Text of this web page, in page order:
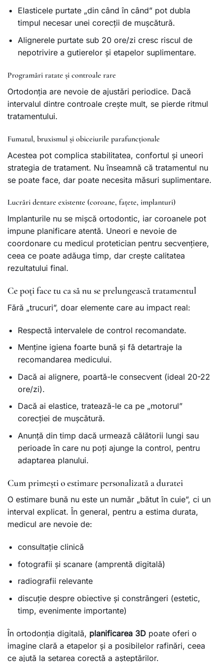
Elasticele purtate „din când în când” pot dubla
timpul necesar unei corecții de mușcătură.
Alignerele purtate sub 20 ore/zi cresc riscul de
nepotrivire a gutierelor și etapelor suplimentare.
Programări ratate și controale rare
Ortodonția are nevoie de ajustări periodice. Dacă
intervalul dintre controale crește mult, se pierde ritmul
tratamentului.
Fumatul, bruxismul și obiceiurile parafuncționale
Acestea pot complica stabilitatea, confortul și uneori
strategia de tratament. Nu înseamnă că tratamentul nu
se poate face, dar poate necesita măsuri suplimentare.
Lucrări dentare existente (coroane, fațete, implanturi)
Implanturile nu se mișcă ortodontic, iar coroanele pot
impune planificare atentă. Uneori e nevoie de
coordonare cu medicul protetician pentru secvențiere,
ceea ce poate adăuga timp, dar crește calitatea
rezultatului final.
Ce poți face tu ca să nu se prelungească tratamentul
Fără „trucuri”, doar elemente care au impact real:
Respectă intervalele de control recomandate.
Menține igiena foarte bună și fă detartraje la
recomandarea medicului.
Dacă ai alignere, poartă-le consecvent (ideal 20-22
ore/zi).
Dacă ai elastice, tratează-le ca pe „motorul”
corecției de mușcătură.
Anunță din timp dacă urmează călătorii lungi sau
perioade în care nu poți ajunge la control, pentru
adaptarea planului.
Cum primești o estimare personalizată a duratei
O estimare bună nu este un număr „bătut în cuie”, ci un
interval explicat. În general, pentru a estima durata,
medicul are nevoie de:
consultație clinică
fotografii și scanare (amprentă digitală)
radiografii relevante
discuție despre obiective și constrângeri (estetic,
timp, evenimente importante)
În ortodonția digitală, planificarea 3D poate oferi o
imagine clară a etapelor și a posibilelor rafinări, ceea
ce ajută la setarea corectă a așteptărilor.